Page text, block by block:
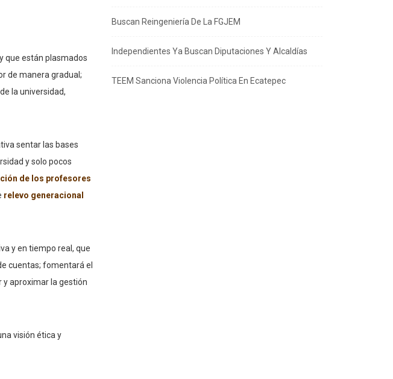
que están plasmados
de manera gradual;
la universidad,
sentar las bases
y solo pocos
de los profesores
relevo generacional
y en tiempo real, que
cuentas; fomentará el
y aproximar la gestión
visión ética y
Buscan Reingeniería De La FGJEM
Independientes Ya Buscan Diputaciones Y Alcaldías
TEEM Sanciona Violencia Política En Ecatepec